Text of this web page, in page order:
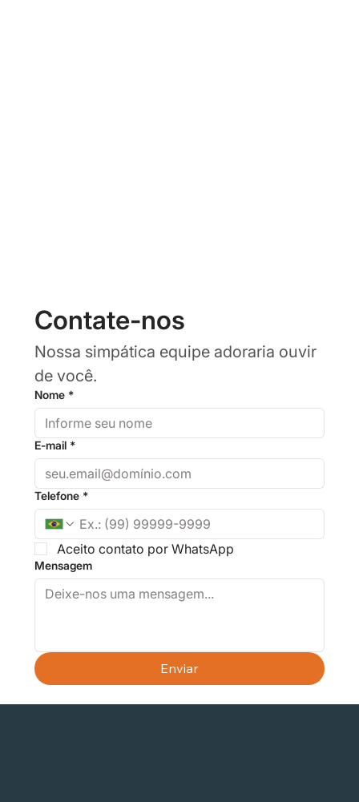
Contate-nos
Nossa simpática equipe adoraria ouvir
de você.
Nome *
E-mail *
Telefone *
Aceito contato por WhatsApp
Mensagem
Enviar